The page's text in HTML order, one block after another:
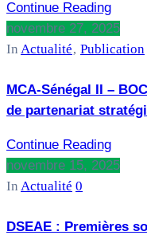
Continue Reading
novembre 27, 2025
In Actualité‚ Publication
MCA-Sénégal II –
de partenariat
Continue Reading
novembre 15, 2025
In Actualité 0
DSEAE : Premières